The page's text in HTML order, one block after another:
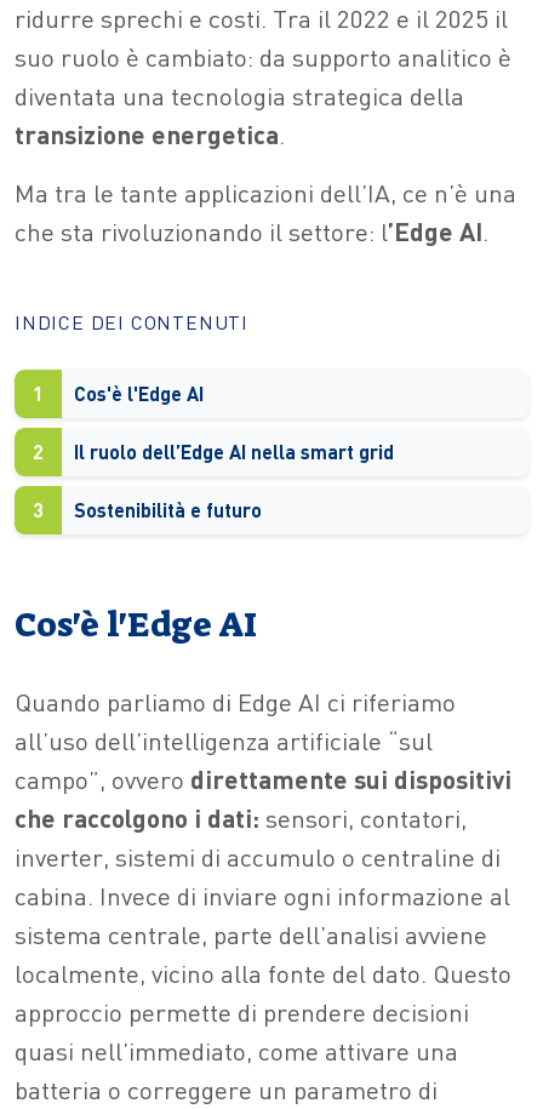
ridurre sprechi e costi. Tra il 2022 e il 2025 il
suo ruolo è cambiato: da supporto analitico è
diventata una tecnologia strategica della
transizione energetica.
Ma tra le tante applicazioni dell’IA, ce n’è una
che sta rivoluzionando il settore: l’Edge AI.
INDICE DEI CONTENUTI
1 Cos'è l'Edge AI
2 Il ruolo dell’Edge AI nella smart grid
3 Sostenibilità e futuro
Cos'è l'Edge AI
Quando parliamo di Edge AI ci riferiamo
all’uso dell’intelligenza artificiale “sul
campo”, ovvero direttamente sui dispositivi
che raccolgono i dati: sensori, contatori,
inverter, sistemi di accumulo o centraline di
cabina. Invece di inviare ogni informazione al
sistema centrale, parte dell’analisi avviene
localmente, vicino alla fonte del dato. Questo
approccio permette di prendere decisioni
quasi nell’immediato, come attivare una
batteria o correggere un parametro di